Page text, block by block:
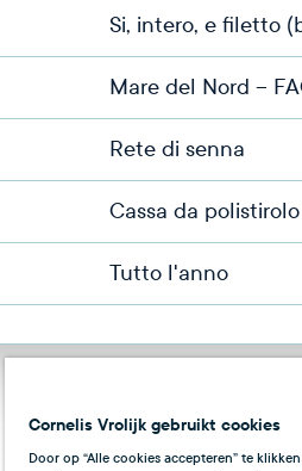
Si, intero, e filetto
Mare del Nord –
Rete di senna
Cassa da
Tutto l'anno
Cornelis Vrolijk gebruikt cookies
Door op “Alle cookies accepteren” te